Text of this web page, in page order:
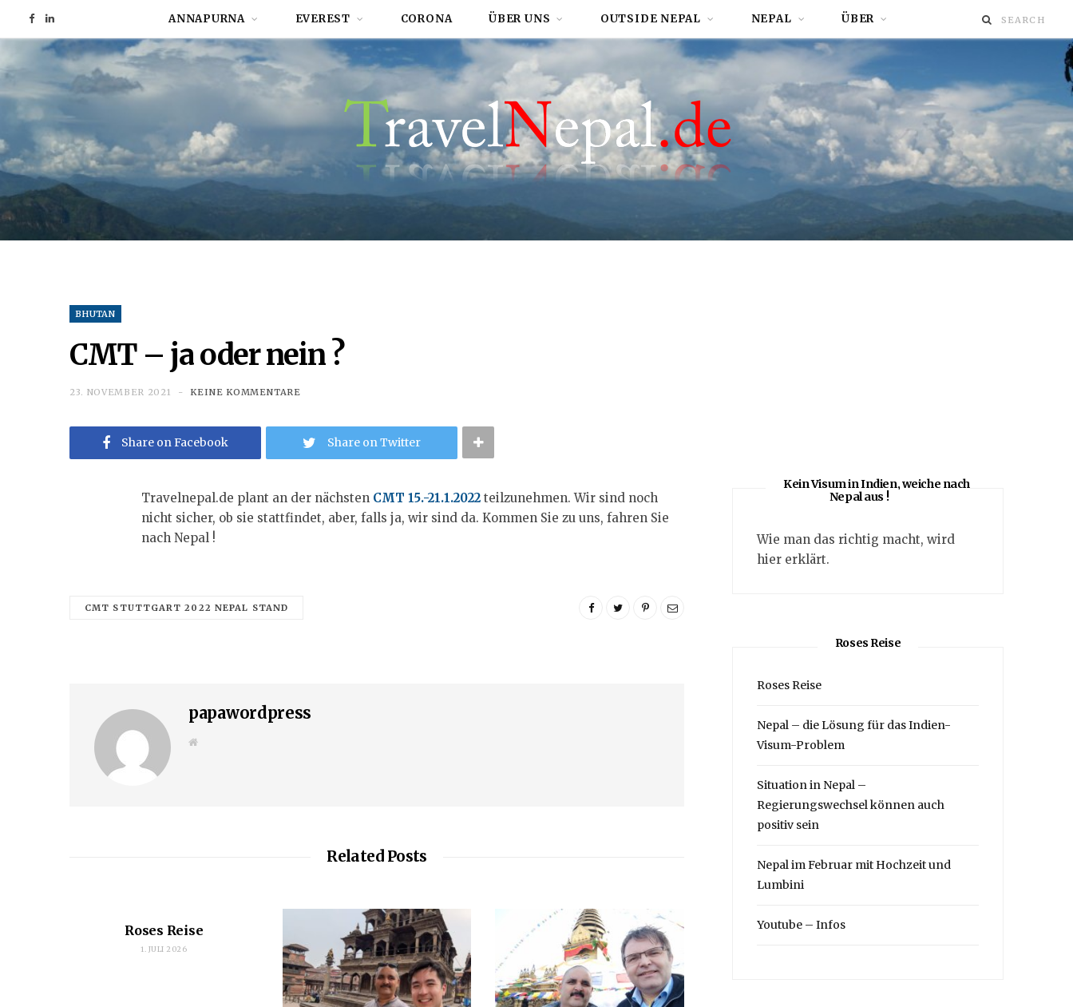
F
b
L
i
k
e
ANNAPURNA EVEREST CORONA ÜBER UNS OUTSIDE NEPAL NEPAL ÜBER
BHUTAN
CMT – ja oder nein ?
23. NOVEMBER 2021 KEINE KOMMENTARE
Share on Facebook Share on Twitter
Travelnepal.de plant an der nächsten CMT 15.-21.1.2022 teilzunehmen. Wir sind noch
nicht sicher, ob sie stattfindet, aber, falls ja, wir sind da. Kommen Sie zu uns, fahren Sie
nach Nepal !
CMT STUTTGART 2022 NEPAL STAND
papawordpress
W
Related Posts
Roses Reise
1. JULI 2026
Kein Visum in Indien, weiche nach
Nepal aus !
Wie man das richtig macht, wird
hier erklärt.
Roses Reise
Roses Reise
Nepal – die Lösung für das Indien-
Visum-Problem
Situation in Nepal –
Regierungswechsel können auch
positiv sein
Nepal im Februar mit Hochzeit und
Lumbini
Youtube – Infos